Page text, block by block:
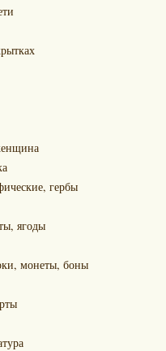
гербы
ягоды
монеты, боны